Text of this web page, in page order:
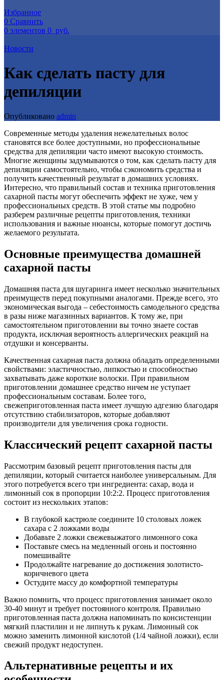
Избранное
0 Сравнить
0 элементов 0 руб.
Новости
Как сделать пасту для
депиляции
Опубликовано admin
Современные методы удаления нежелательных волос
становятся все более доступными, но профессиональные
средства для депиляции часто имеют высокую стоимость.
Многие женщины задумываются о том, как сделать пасту для
депиляции самостоятельно, чтобы сэкономить средства и
получить качественный результат в домашних условиях.
Интересно, что правильный состав и техника приготовления
сахарной пасты могут обеспечить эффект не хуже, чем у
профессиональных средств. В этой статье мы подробно
разберем различные рецепты приготовления, техники
использования и важные нюансы, которые помогут достичь
желаемого результата.
Основные преимущества домашней
сахарной пасты
Домашняя паста для шугаринга имеет несколько значительных
преимуществ перед покупными аналогами. Прежде всего, это
экономическая выгода – себестоимость самодельного средства
в разы ниже магазинных вариантов. К тому же, при
самостоятельном приготовлении вы точно знаете состав
продукта, исключая вероятность аллергических реакций на
отдушки и консерванты.
Качественная сахарная паста должна обладать определенными
свойствами: эластичностью, липкостью и способностью
захватывать даже короткие волоски. При правильном
приготовлении домашнее средство ничем не уступает
профессиональным составам. Более того,
свежеприготовленная паста имеет лучшую адгезию благодаря
отсутствию стабилизаторов, которые добавляют
производители для увеличения срока годности.
Классический рецепт сахарной пасты
Рассмотрим базовый рецепт приготовления пасты для
депиляции, который считается наиболее универсальным. Для
этого потребуется всего три ингредиента: сахар, вода и
лимонный сок в пропорции 10:2:2. Процесс приготовления
состоит из нескольких этапов:
В глубокой кастрюле соедините 10 столовых ложек
сахара с 2 ложками воды
Добавьте 2 ложки свежевыжатого лимонного сока
Поставьте смесь на медленный огонь и постоянно
помешивайте
Продолжайте нагревание до достижения золотисто-
коричневого цвета
Остудите массу до комфортной температуры
Важно помнить, что процесс приготовления занимает около
30-40 минут и требует постоянного контроля. Правильно
приготовленная паста должна напоминать по консистенции
мягкий пластилин и не липнуть к рукам. Лимонный сок
можно заменить лимонной кислотой (1/4 чайной ложки), если
свежий продукт недоступен.
Альтернативные рецепты и их